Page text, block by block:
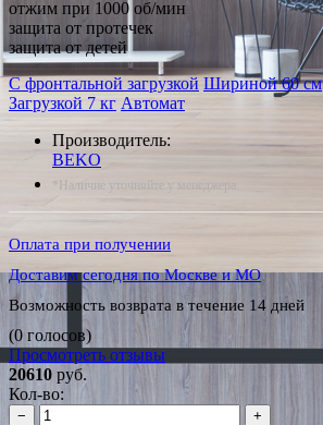
отжим при 1000 об/мин
защита от протечек
защита от детей
С фронтальной загрузкой Шириной 60 см
Загрузкой 7 кг Автомат
Производитель:
BEKO
*Наличие уточняйте у менеджера
Оплата при получении
Доставим сегодня по Москве и МО
Возможность возврата в течение 14 дней
(0 голосов)
Просмотреть отзывы
20610 руб.
Кол-во:
−
+